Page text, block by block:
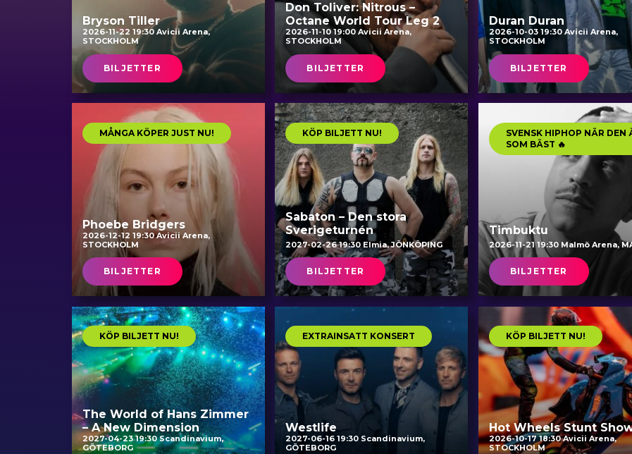
Bryson Tiller
2026-11-22 19:30 Avicii Arena,
STOCKHOLM
BILJETTER
Don Toliver: Nitrous –
Octane World Tour Leg 2
2026-11-10 19:00 Avicii Arena,
STOCKHOLM
BILJETTER
Duran Duran
2026-10-03 19:30 Avicii Arena,
STOCKHOLM
BILJETTER
MÅNGA KÖPER JUST NU!
Phoebe Bridgers
2026-12-12 19:30 Avicii Arena,
STOCKHOLM
BILJETTER
KÖP BILJETT NU!
Sabaton – Den stora
Sverigeturnén
2027-02-26 19:30 Elmia, JÖNKÖPING
BILJETTER
SVENSK HIPHOP NÄR DEN
SOM BÄST 🔥
Timbuktu
2026-11-21 19:30 Malmö Arena,
BILJETTER
KÖP BILJETT NU!
The World of Hans Zimmer
– A New Dimension
2027-04-23 19:30 Scandinavium,
GÖTEBORG
EXTRAINSATT KONSERT
Westlife
2027-06-16 19:30 Scandinavium,
GÖTEBORG
KÖP BILJETT NU!
Hot Wheels Stunt
2026-10-17 18:30 Avicii Arena,
STOCKHOLM